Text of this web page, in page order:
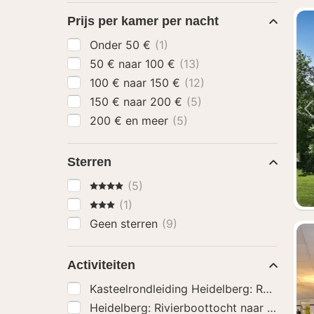
Prijs per kamer per nacht
Onder 50 € (1)
50 € naar 100 € (13)
100 € naar 150 € (12)
150 € naar 200 € (5)
200 € en meer (5)
Sterren
4 Sterren
(5)
3 Sterren
(1)
Geen sterren (9)
Activiteiten
Kasteelrondleiding Heidelberg:
Heidelberg: Rivierboottocht naar